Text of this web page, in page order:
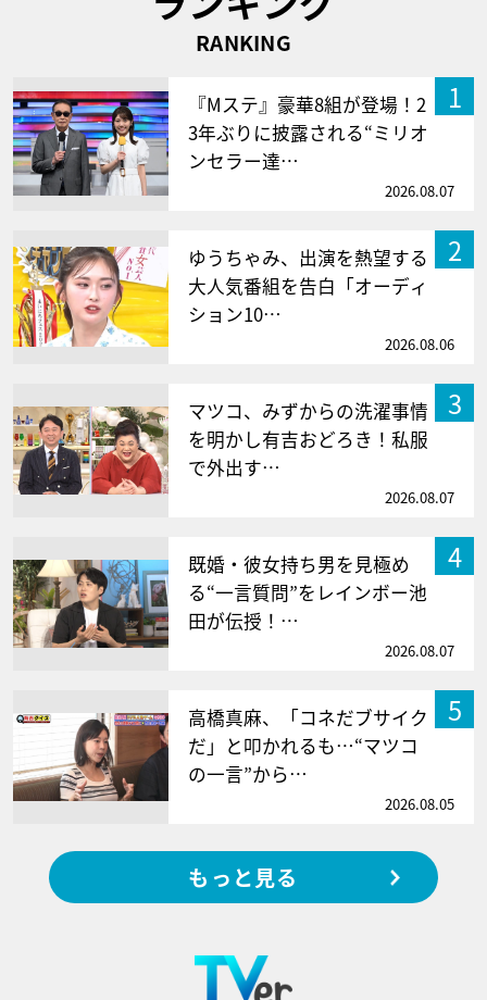
RANKING
1
『Mステ』豪華8組が登場！2
3年ぶりに披露される“ミリオ
ンセラー達…
2026.08.07
2
ゆうちゃみ、出演を熱望する
大人気番組を告白「オーディ
ション10…
2026.08.06
3
マツコ、みずからの洗濯事情
を明かし有吉おどろき！私服
で外出す…
2026.08.07
4
既婚・彼女持ち男を見極め
る“一言質問”をレインボー池
田が伝授！…
2026.08.07
5
高橋真麻、「コネだブサイク
だ」と叩かれるも…“マツコ
の一言”から…
2026.08.05
もっと見る